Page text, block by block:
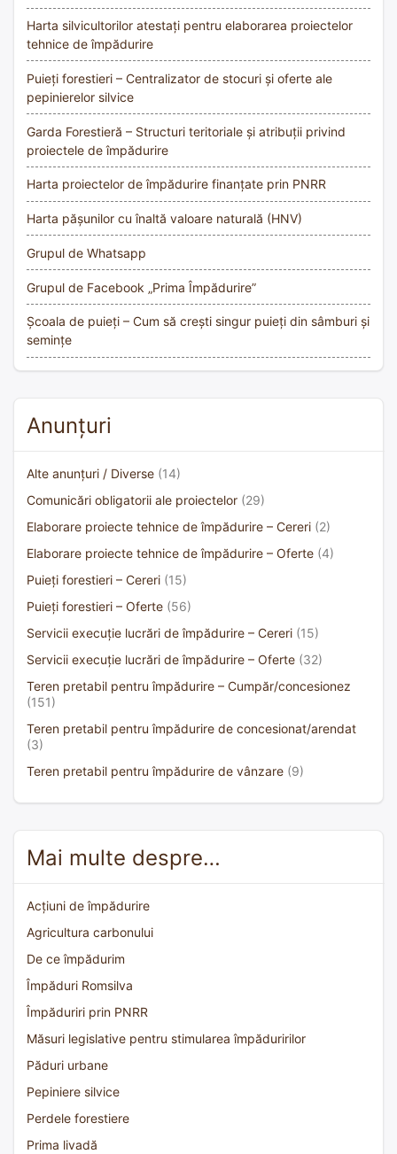
Harta silvicultorilor atestați pentru elaborarea proiectelor
tehnice de împădurire
Puieți forestieri – Centralizator de stocuri și oferte ale
pepinierelor silvice
Garda Forestieră – Structuri teritoriale și atribuții privind
proiectele de împădurire
Harta proiectelor de împădurire finanțate prin PNRR
Harta pășunilor cu înaltă valoare naturală (HNV)
Grupul de Whatsapp
Grupul de Facebook „Prima Împădurire”
Școala de puieți – Cum să crești singur puieți din sâmburi și
semințe
Anunțuri
Alte anunțuri / Diverse (14)
Comunicări obligatorii ale proiectelor (29)
Elaborare proiecte tehnice de împădurire – Cereri (2)
Elaborare proiecte tehnice de împădurire – Oferte (4)
Puieți forestieri – Cereri (15)
Puieți forestieri – Oferte (56)
Servicii execuție lucrări de împădurire – Cereri (15)
Servicii execuție lucrări de împădurire – Oferte (32)
Teren pretabil pentru împădurire – Cumpăr/concesionez
(151)
Teren pretabil pentru împădurire de concesionat/arendat
(3)
Teren pretabil pentru împădurire de vânzare (9)
Mai multe despre…
Acțiuni de împădurire
Agricultura carbonului
De ce împădurim
Împăduri Romsilva
Împăduriri prin PNRR
Măsuri legislative pentru stimularea împăduririlor
Păduri urbane
Pepiniere silvice
Perdele forestiere
Prima livadă